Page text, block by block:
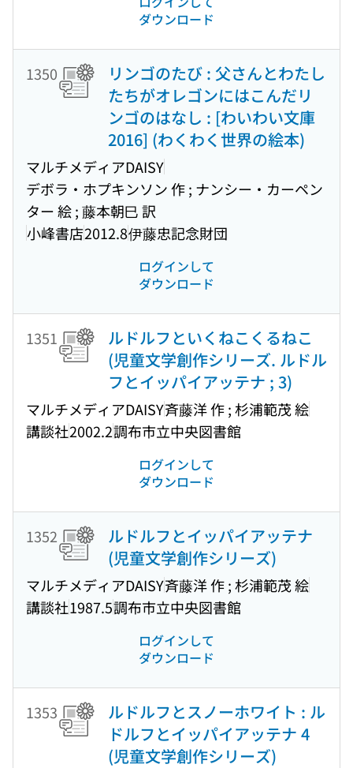
ダウンロード
1350
リンゴのたび : 父さんとわたし
たちがオレゴンにはこんだリ
ンゴのはなし : [わいわい文庫
2016] (わくわく世界の絵本)
マルチメディアDAISY
デボラ・ホプキンソン 作 ; ナンシー・カーペン
ター 絵 ; 藤本朝巳 訳
小峰書店2012.8伊藤忠記念財団
ログインして
ダウンロード
1351
ルドルフといくねこくるねこ
(児童文学創作シリーズ. ルドル
フとイッパイアッテナ ; 3)
マルチメディアDAISY斉藤洋 作 ; 杉浦範茂 絵
講談社2002.2調布市立中央図書館
ログインして
ダウンロード
1352
ルドルフとイッパイアッテナ
(児童文学創作シリーズ)
マルチメディアDAISY斉藤洋 作 ; 杉浦範茂 絵
講談社1987.5調布市立中央図書館
ログインして
ダウンロード
1353
ルドルフとスノーホワイト : ル
ドルフとイッパイアッテナ 4
(児童文学創作シリーズ)